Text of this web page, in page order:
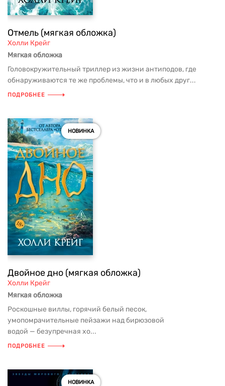
Отмель (мягкая обложка)
Холли Крейг
Мягкая обложка
Головокружительный триллер из жизни антиподов, где
обнаруживаются те же проблемы, что и в любых друг...
ПОДРОБНЕЕ
НОВИНКА
Двойное дно (мягкая обложка)
Холли Крейг
Мягкая обложка
Роскошные виллы, горячий белый песок,
умопомрачительные пейзажи над бирюзовой
водой — безупречная хо...
ПОДРОБНЕЕ
НОВИНКА